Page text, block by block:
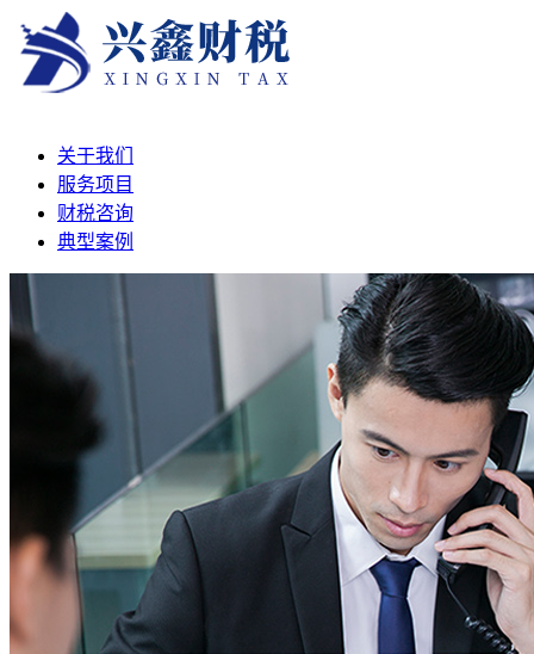
关于我们
服务项目
财税咨询
典型案例